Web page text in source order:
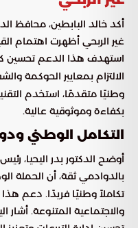
أكد خالد البابطين، محافظ
غير الربحي أظهرت اهتمام
استهدف هذا الدعم تحسين
الالتزام بمعايير الحوكمة
وطنيًا متقدمًا، استخدم
بكفاءة وموثوقية عالية.
التكامل الوطني
أوضح الدكتور بدر اليحيا،
بالدوادمي ثقة، أن الحملة
تكاملاً وطنيًا فريدًا. دعم هذا
والاجتماعية المتنوعة.